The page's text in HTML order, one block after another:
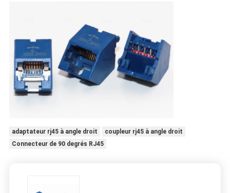
adaptateur rj45 à angle droit
coupleur rj45 à angle droit
Connecteur de 90 degrés RJ45